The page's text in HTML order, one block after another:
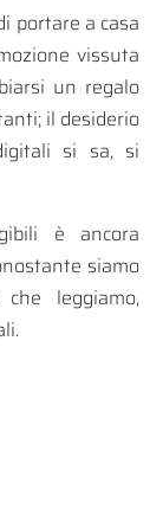
portare a casa
vissuta
un regalo
il desiderio
si sa, si
è ancora
siamo
leggiamo,